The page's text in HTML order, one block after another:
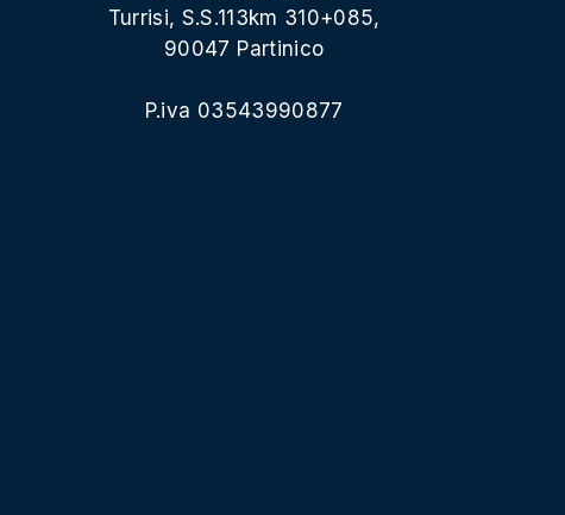
Turrisi, S.S.113km 310+085,
90047 Partinico
P.iva 03543990877